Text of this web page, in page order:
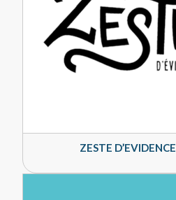
ZESTE D’EVIDENCE